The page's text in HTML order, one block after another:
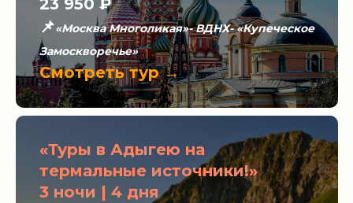
23 950 ₽
📌«Москва Многоликая»- ВДНХ- «Купеческое
Замоскворечье»
Смотреть тур →
«Туры в Адыгею на
термальные источники!»
3 ночи | 4 дня